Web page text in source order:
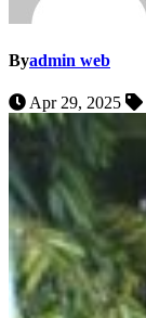
Byadmin web
Apr 29, 2025